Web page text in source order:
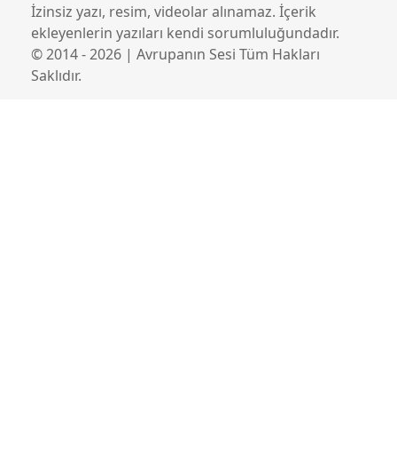
İzinsiz yazı, resim, videolar alınamaz. İçerik
ekleyenlerin yazıları kendi sorumluluğundadır.
© 2014 - 2026 | Avrupanın Sesi Tüm Hakları
Saklıdır.